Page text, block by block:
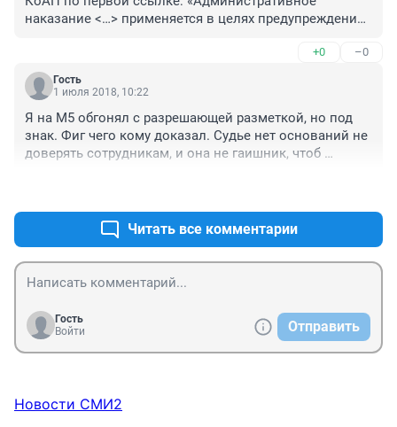
наказание <…> применяется в целях предупреждения
наказание самоцелью не является, впрочем, как и
взимание штрафа по закону не преследует своей
целью наполнение местных бюджетов.
Но данной цели соответствует применение таблички
8.23 и разметки 1.24.4 — их установка является
средством предупреждения правонарушений,
стационарными камерами.
Таким образом, вынесение постановлений на
основании данных, полученных с помощью
автоматических камер, перед которыми нет таблички
отвечает целям административного наказания."
Одно из другого не следует, не нужно вводить людей
+0 –0
Гость
1 июля 2018, 10:22
Я на М5 обгонял с разрешающей разметкой, но под
знак. Фиг чего кому доказал. Судье нет оснований не
доверять сотрудникам, и она не гаишник, чтоб
Читать все комментарии
Гость
Войти
Отправить
Новости СМИ2